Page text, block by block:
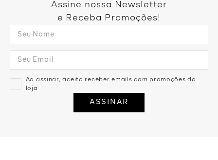
Assine nossa Newsletter
e Receba Promoções!
Ao assinar, aceito receber emails com promoções da
loja
ASSINAR